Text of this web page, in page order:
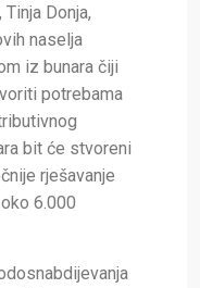
Donja,
naselja
iz bunara čiji
potrebama
bit će stvoreni
rješavanje
6.000